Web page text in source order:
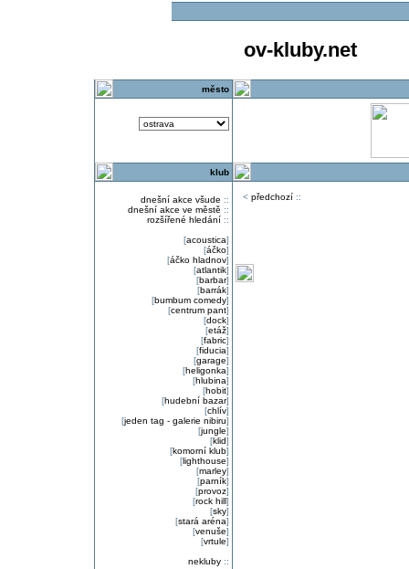
ov-kluby.net
město
klub
dnešní akce všude ::
dnešní akce ve městě ::
rozšířené hledání::
[acoustica]
[áčko]
[áčko hladnov]
[atlantik]
[barbar]
[barrák]
[bumbum comedy]
[centrum pant]
[dock]
[etáž]
[fabric]
[fiducia]
[garage]
[heligonka]
[hlubina]
[hobit]
[hudební bazar]
[chlív]
[jeden tag - galerie nibiru]
[jungle]
[klid]
[komorní klub]
[lighthouse]
[marley]
[parník]
[provoz]
[rock hill]
[sky]
[stará aréna]
[venuše]
[vrtule]
nekluby::
< předchozí::